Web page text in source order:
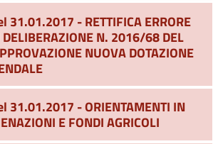
31.01.2017 - RETTIFICA ERRORE
DELIBERAZIONE N. 2016/68 DEL
NUOVA DOTAZIONE
31.01.2017 - ORIENTAMENTI IN
E FONDI AGRICOLI